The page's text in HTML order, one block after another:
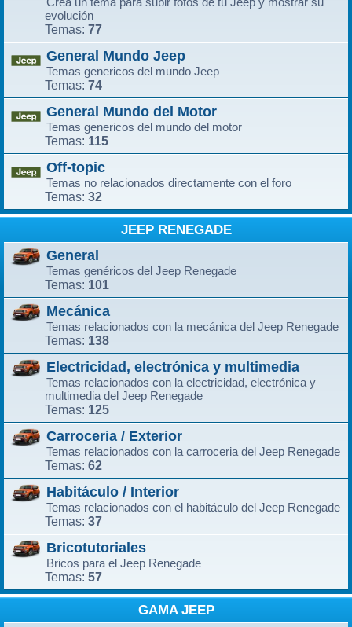
evolución
Temas: 77
General Mundo Jeep
Temas genericos del mundo Jeep
Temas: 74
General Mundo del Motor
Temas genericos del mundo del motor
Temas: 115
Off-topic
Temas no relacionados directamente con el foro
Temas: 32
JEEP RENEGADE
General
Temas genéricos del Jeep Renegade
Temas: 101
Mecánica
Temas relacionados con la mecánica del Jeep Renegade
Temas: 138
Electricidad, electrónica y multimedia
Temas relacionados con la electricidad, electrónica y
multimedia del Jeep Renegade
Temas: 125
Carroceria / Exterior
Temas relacionados con la carroceria del Jeep Renegade
Temas: 62
Habitáculo / Interior
Temas relacionados con el habitáculo del Jeep Renegade
Temas: 37
Bricotutoriales
Bricos para el Jeep Renegade
Temas: 57
GAMA JEEP